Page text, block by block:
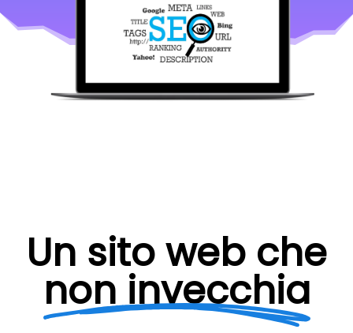
Un sito web che
non invecchia